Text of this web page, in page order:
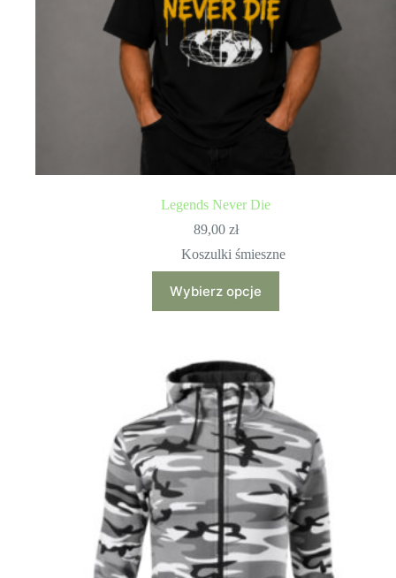
Legends Never Die
89,00 zł
Koszulki śmieszne
Wybierz opcje
produkt
ma
Opcje
można
wybrać
na
stronie
produktu